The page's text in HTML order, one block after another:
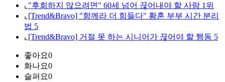
⌞ "후회하지 않으려면" 60세 넘어 끊어내야 할 사람 1위
⌞ [Trend&Bravo] "함께라 더 힘들다" 황혼 부부 시간 분리
법 5
⌞ [Trend&Bravo] 거절 못 하는 시니어가 끊어야 할 행동 5
좋아요0
화나요0
슬퍼요0